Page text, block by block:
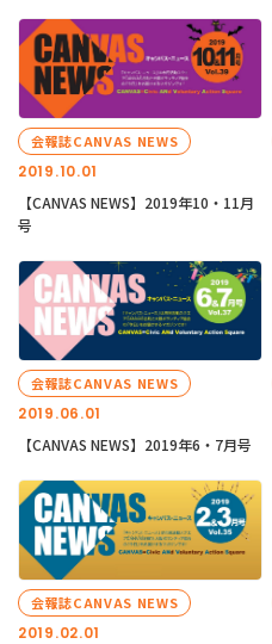
2019.10.01
会報誌CANVAS NEWS
【CANVAS NEWS】2019年10・11月
号
2019.06.01
会報誌CANVAS NEWS
【CANVAS NEWS】2019年6・7月号
2019.02.01
会報誌CANVAS NEWS